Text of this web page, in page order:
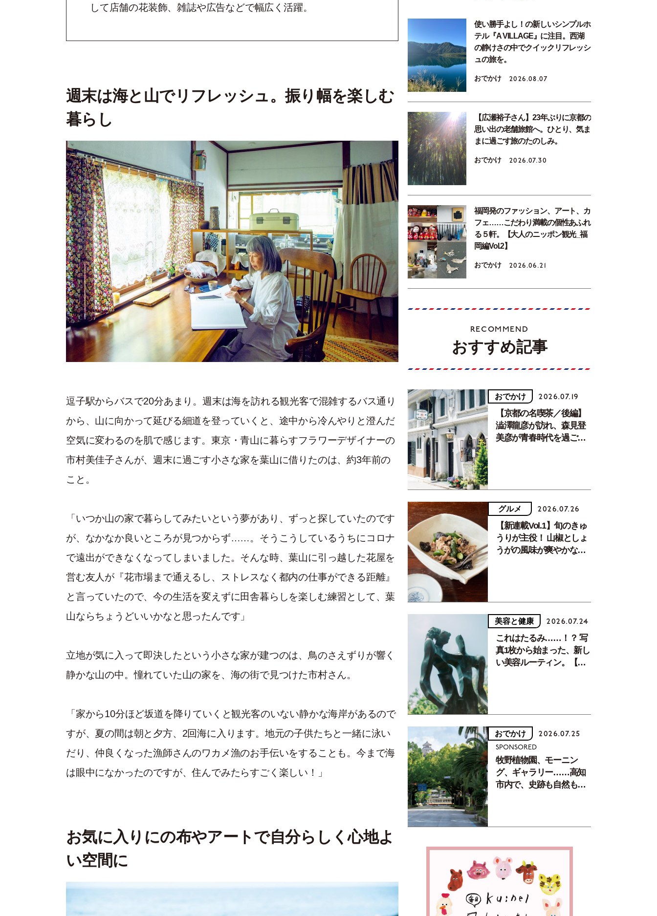
して店舗の花装飾、雑誌や広告などで幅広く活躍。
週末は海と山でリフレッシュ。振り幅を楽しむ
暮らし
逗子駅からバスで20分あまり。週末は海を訪れる観光客で混雑するバス通り
から、山に向かって延びる細道を登っていくと、途中から冷んやりと澄んだ
空気に変わるのを肌で感じます。東京・青山に暮らすフラワーデザイナーの
市村美佳子さんが、週末に過ごす小さな家を葉山に借りたのは、約3年前の
こと。
「いつか山の家で暮らしてみたいという夢があり、ずっと探していたのです
が、なかなか良いところが見つからず……。そうこうしているうちにコロナ
で遠出ができなくなってしまいました。そんな時、葉山に引っ越した花屋を
営む友人が『花市場まで通えるし、ストレスなく都内の仕事ができる距離』
と言っていたので、今の生活を変えずに田舎暮らしを楽しむ練習として、葉
山ならちょうどいいかなと思ったんです」
立地が気に入って即決したという小さな家が建つのは、鳥のさえずりが響く
静かな山の中。憧れていた山の家を、海の街で見つけた市村さん。
「家から10分ほど坂道を降りていくと観光客のいない静かな海岸があるので
すが、夏の間は朝と夕方、2回海に入ります。地元の子供たちと一緒に泳い
だり、仲良くなった漁師さんのワカメ漁のお手伝いをすることも。今まで海
は眼中になかったのですが、住んでみたらすごく楽しい！」
お気に入りにの布やアートで自分らしく心地よ
い空間に
使い勝手よし！の新しいシンプルホ
テル『A VILLAGE』に注目。西湖
の静けさの中でクイックリフレッシ
ュの旅を。
おでかけ 2026.08.07
【広瀬裕子さん】23年ぶりに京都の
思い出の老舗旅館へ。ひとり、気ま
まに過ごす旅のたのしみ。
おでかけ 2026.07.30
福岡発のファッション、アート、カ
フェ……こだわり満載の個性あふれ
る５軒。【大人のニッポン観光_福
岡編Vol.2】
おでかけ 2026.06.21
RECOMMEND
おすすめ記事
おでかけ 2026.07.19
【京都の名喫茶／後編】
澁澤龍彦が訪れ、森見登
美彦が青春時代を過ごし
グルメ 2026.07.26
【新連載Vol.1】旬のきゅ
うりが主役！ 山椒としょ
うがの風味が爽やかな、
美容と健康 2026.07.24
これはたるみ……！？ 写
真1枚から始まった、新し
い美容ルーティン。【中
おでかけ 2026.07.25
SPONSORED
牧野植物園、モーニン
グ、ギャラリー……高知
市内で、史跡も自然もグ